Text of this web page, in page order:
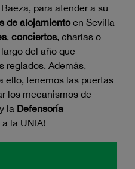
para atender a su
de alojamientoen Sevilla
, conciertos, charlas o
del año que
reglados. Además,
ello, tenemos las puertas
los mecanismos de
y la Defensoría
a la UNIA!